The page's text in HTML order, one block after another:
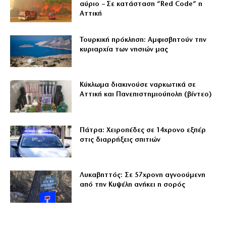
αύριο – Σε κατάσταση “Red Code” η
Αττική
Τουρκική πρόκληση: Αμφισβητούν την
κυριαρχία των νησιών μας
Κύκλωμα διακινούσε ναρκωτικά σε
Αττική και Πανεπιστημιούπολη (βίντεο)
Πάτρα: Χειροπέδες σε 14χρονο εξπέρ
στις διαρρήξεις σπιτιών
Λυκαβηττός: Σε 57χρονη αγνοούμενη
από την Κυψέλη ανήκει η σορός